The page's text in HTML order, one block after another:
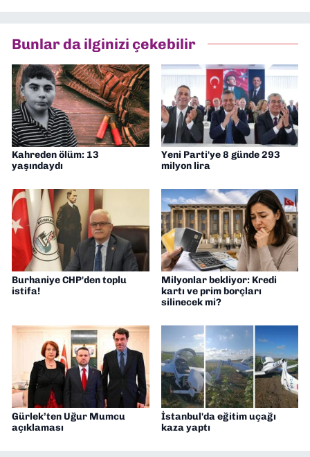
Bunlar da ilginizi çekebilir
Kahreden ölüm: 13
yaşındaydı
Yeni Parti'ye 8 günde 293
milyon lira
Burhaniye CHP'den toplu
istifa!
Milyonlar bekliyor: Kredi
kartı ve prim borçları
silinecek mi?
Gürlek’ten Uğur Mumcu
açıklaması
İstanbul'da eğitim uçağı
kaza yaptı